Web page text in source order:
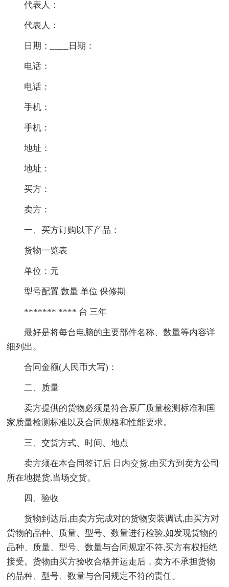
代表人：
代表人：
日期：____日期：
电话：
电话：
手机：
手机：
地址：
地址：
买方：
卖方：
一、买方订购以下产品：
货物一览表
单位：元
型号配置 数量 单位 保修期
******* **** 台 三年
最好是将每台电脑的主要部件名称、数量等内容详
细列出。
合同金额(人民币大写)：
二、质量
卖方提供的货物必须是符合原厂质量检测标准和国
家质量检测标准以及合同规格和性能要求。
三、交货方式、时间、地点
卖方须在本合同签订后 日内交货,由买方到卖方公司
所在地提货,当场交货。
四、验收
货物到达后,由卖方完成对的货物安装调试,由买方对
货物的品种、质量、型号、数量进行检验,如发现货物的
品种、质量、型号、数量与合同规定不符,买方有权拒绝
接受。货物由买方验收合格并运走后，卖方不承担货物
的品种、型号、数量与合同规定不符的责任。